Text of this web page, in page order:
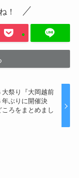
！
大祭り『大岡越前
年ぶりに開催決
ころをまとめまし